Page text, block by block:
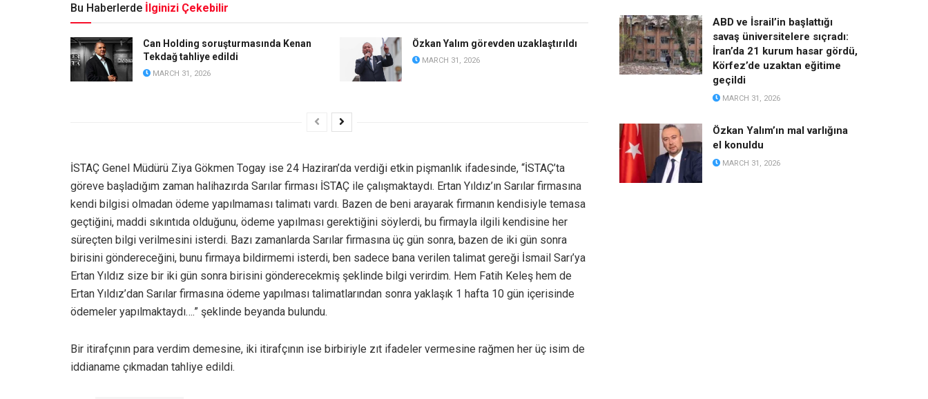
Bu Haberlerde İlginizi Çekebilir
Can Holding soruşturmasında Kenan
Tekdağ tahliye edildi
MARCH 31, 2026
Özkan Yalım görevden uzaklaştırıldı
MARCH 31, 2026
İSTAÇ Genel Müdürü Ziya Gökmen Togay ise 24 Haziran’da verdiği etkin pişmanlık ifadesinde, “İSTAÇ’ta
göreve başladığım zaman halihazırda Sarılar firması İSTAÇ ile çalışmaktaydı. Ertan Yıldız’ın Sarılar firmasına
kendi bilgisi olmadan ödeme yapılmaması talimatı vardı. Bazen de beni arayarak firmanın kendisiyle temasa
geçtiğini, maddi sıkıntıda olduğunu, ödeme yapılması gerektiğini söylerdi, bu firmayla ilgili kendisine her
süreçten bilgi verilmesini isterdi. Bazı zamanlarda Sarılar firmasına üç gün sonra, bazen de iki gün sonra
birisini göndereceğini, bunu firmaya bildirmemi isterdi, ben sadece bana verilen talimat gereği İsmail Sarı’ya
Ertan Yıldız size bir iki gün sonra birisini gönderecekmiş şeklinde bilgi verirdim. Hem Fatih Keleş hem de
Ertan Yıldız’dan Sarılar firmasına ödeme yapılması talimatlarından sonra yaklaşık 1 hafta 10 gün içerisinde
ödemeler yapılmaktaydı….” şeklinde beyanda bulundu.
Bir itirafçının para verdim demesine, iki itirafçının ise birbiriyle zıt ifadeler vermesine rağmen her üç isim de
iddianame çıkmadan tahliye edildi.
ABD ve İsrail’in başlattığı
savaş üniversitelere sıçradı:
İran’da 21 kurum hasar gördü,
Körfez’de uzaktan eğitime
geçildi
MARCH 31, 2026
Özkan Yalım’ın mal varlığına
el konuldu
MARCH 31, 2026